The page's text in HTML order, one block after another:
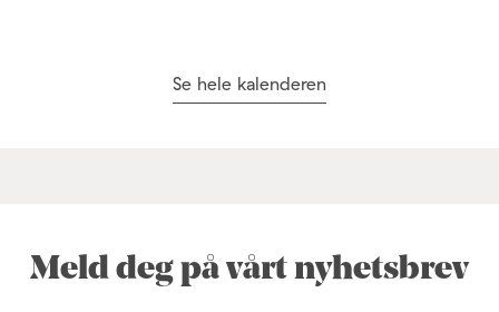
Se hele kalenderen
Meld deg på vårt nyhetsbrev